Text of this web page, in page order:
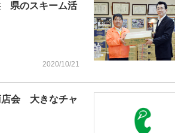
県のスキーム活
2020/10/21
店会 大きなチャ